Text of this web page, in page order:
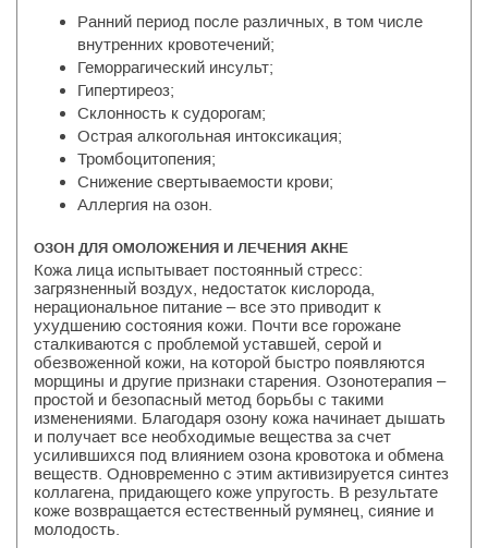
Ранний период после различных, в том числе
внутренних кровотечений;
Геморрагический инсульт;
Гипертиреоз;
Склонность к судорогам;
Острая алкогольная интоксикация;
Тромбоцитопения;
Снижение свертываемости крови;
Аллергия на озон.
ОЗОН ДЛЯ ОМОЛОЖЕНИЯ И ЛЕЧЕНИЯ АКНЕ
Кожа лица испытывает постоянный стресс:
загрязненный воздух, недостаток кислорода,
нерациональное питание – все это приводит к
ухудшению состояния кожи. Почти все горожане
сталкиваются с проблемой уставшей, серой и
обезвоженной кожи, на которой быстро появляются
морщины и другие признаки старения. Озонотерапия –
простой и безопасный метод борьбы с такими
изменениями. Благодаря озону кожа начинает дышать
и получает все необходимые вещества за счет
усилившихся под влиянием озона кровотока и обмена
веществ. Одновременно с этим активизируется синтез
коллагена, придающего коже упругость. В результате
коже возвращается естественный румянец, сияние и
молодость.